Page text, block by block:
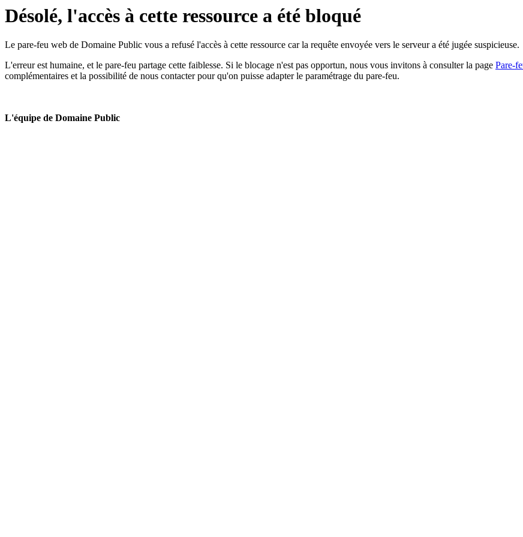
Désolé, l'accès à cette ressource a été bloqué
Le pare-feu web de Domaine Public vous a refusé l'accès à cette ressource car la requête envoyée vers le serveur a été jugée suspicieuse.
L'erreur est humaine, et le pare-feu partage cette faiblesse. Si le blocage n'est pas opportun, nous vous invitons à consulter la page Pare-
complémentaires et la possibilité de nous contacter pour qu'on puisse adapter le paramétrage du pare-feu.
L'équipe de Domaine Public